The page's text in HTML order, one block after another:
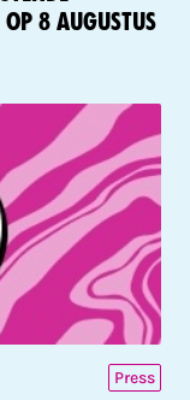
op 8 augustus
Press